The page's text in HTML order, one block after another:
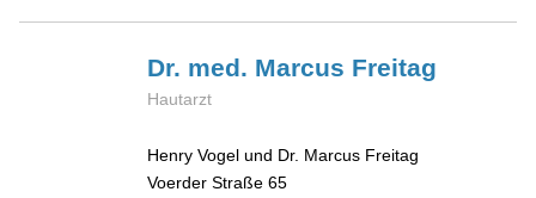
Dr. med. Marcus Freitag
Hautarzt
Henry Vogel und Dr. Marcus Freitag
Voerder Straße 65